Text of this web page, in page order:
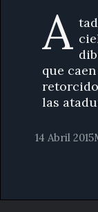
A
que
las
14 Abril 2015